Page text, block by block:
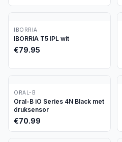
IBORRIA
IBORRIA T5 IPL wit
€79.95
ORAL-B
Oral-B iO Series 4N Black met
druksensor
€70.99